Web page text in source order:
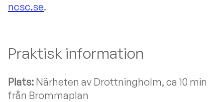
ncsc.se.
Praktisk information
Plats: Närheten av Drottningholm, ca 10 min
från Brommaplan